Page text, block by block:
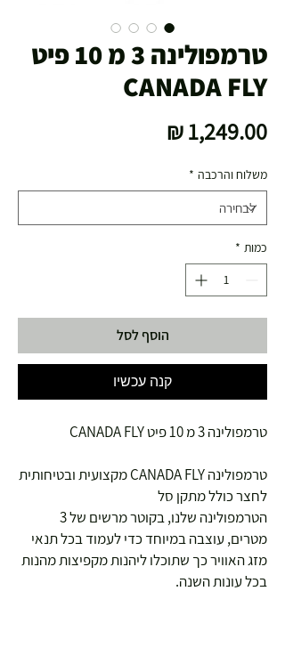
טרמפולינה 3 מ 10 פיט
CANADA FLY
משלוח והרכבה *
כמות *
הוסף לסל
קנה עכשיו
טרמפולינה 3 מ 10 פיט CANADA FLY
טרמפולינה CANADA FLY מקצועית ובטיחותית
לחצר כולל מתקן סל
הטרמפולינה שלנו, בקוטר מרשים של 3
מטרים, עוצבה במיוחד כדי לעמוד בכל תנאי
מזג האוויר כך שתוכלו ליהנות מקפיצות מהנות
בכל עונות השנה.